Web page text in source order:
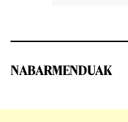
NABARMENDUAK